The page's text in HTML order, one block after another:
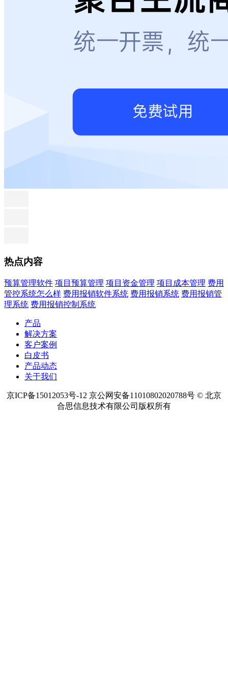
热点内容
预算管理软件 项目预算管理 项目资金管理 项目成本管理 费用
管控系统怎么样 费用报销软件系统 费用报销系统 费用报销管
理系统 费用报销控制系统
产品
解决方案
客户案例
白皮书
产品动态
关于我们
京ICP备15012053号-12 京公网安备11010802020788号 © 北京
合思信息技术有限公司版权所有